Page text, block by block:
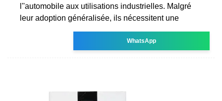
l''automobile aux utilisations industrielles. Malgré
leur adoption généralisée, ils nécessitent une
WhatsApp